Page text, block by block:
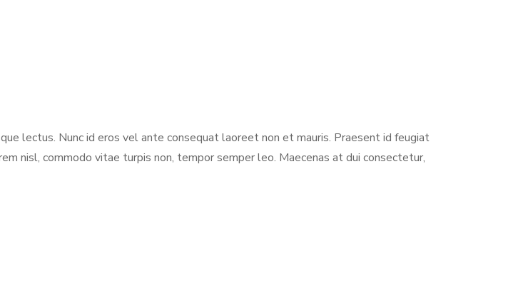
lectus. Nunc id eros vel ante consequat laoreet non et mauris. Praesent id feugiat
nisl, commodo vitae turpis non, tempor semper leo. Maecenas at dui consectetur,